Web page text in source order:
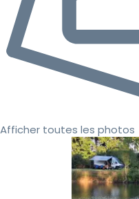
Afficher toutes les photos